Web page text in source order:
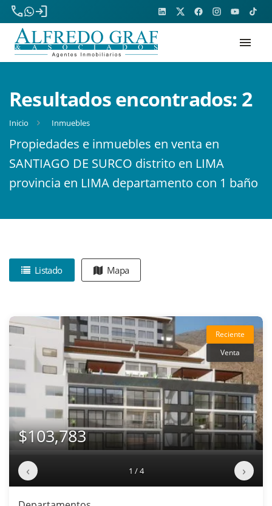
phone
login
menu
Resultados encontrados: 2
Inicio Inmuebles
Propiedades e inmuebles en venta en
SANTIAGO DE SURCO distrito en LIMA
provincia en LIMA departamento con 1 baño
Listado Mapa
Reciente
Venta
$103,783
‹ 1 / 4 ›